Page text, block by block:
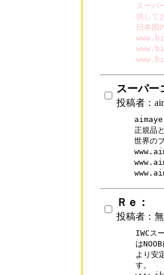
スーパ
供して
日本国
スーパー
投稿者：
正規品
世界の
Ｒｅ：
投稿者：
IWCス
は
より安
す。